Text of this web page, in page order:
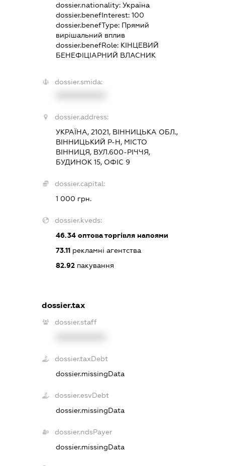
dossier.nationality: Україна
dossier.benefInterest: 100
dossier.benefType: Прямий
вирішальний вплив
dossier.benefRole: КІНЦЕВИЙ
БЕНЕФІЦІАРНИЙ ВЛАСНИК
dossier.smida:
dossier.address:
УКРАЇНА, 21021, ВІННИЦЬКА ОБЛ.,
ВІННИЦЬКИЙ Р-Н, МІСТО
ВІННИЦЯ, ВУЛ.600-РІЧЧЯ,
БУДИНОК 15, ОФІС 9
dossier.capital:
1 000 грн.
dossier.kveds:
46.34оптова торгівля напоями
73.11рекламні агентства
82.92пакування
dossier.tax
dossier.staff
dossier.taxDebt
dossier.missingData
dossier.esvDebt
dossier.missingData
dossier.ndsPayer
dossier.missingData